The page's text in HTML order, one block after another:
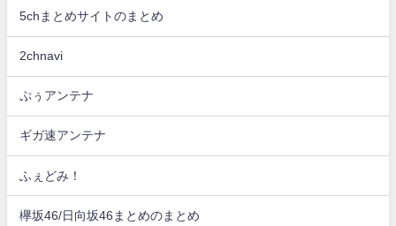
5chまとめサイトのまとめ
2chnavi
ぷぅアンテナ
ギガ速アンテナ
ふぇどみ！
欅坂46/日向坂46まとめのまとめ